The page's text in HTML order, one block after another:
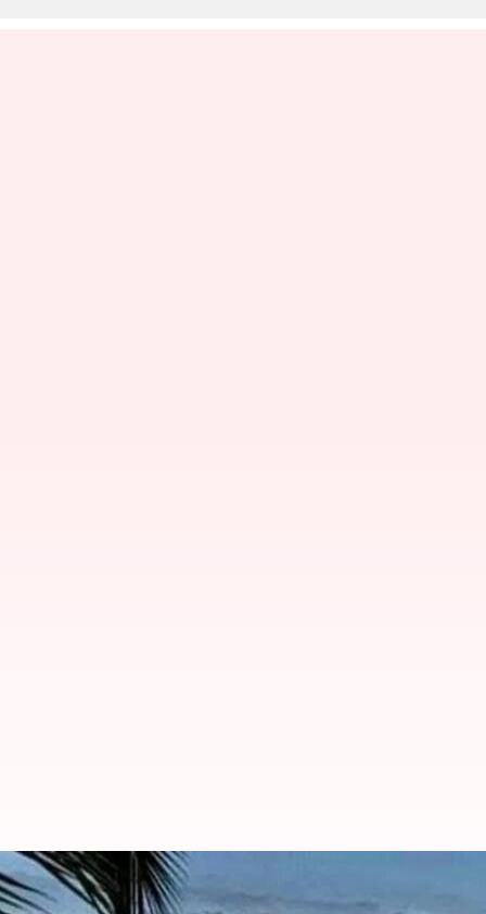
మోచా తుఫాను వచ్చేస్తోంది: దేశంలోని